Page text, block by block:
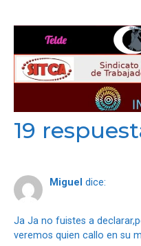
19
Miguel dice:
Ja Ja no fuistes a
veremos quien callo en su